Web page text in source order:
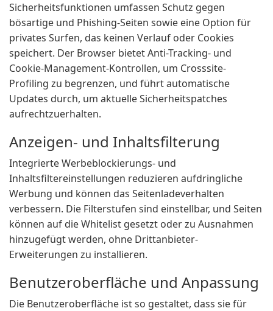
Sicherheitsfunktionen umfassen Schutz gegen
bösartige und Phishing-Seiten sowie eine Option für
privates Surfen, das keinen Verlauf oder Cookies
speichert. Der Browser bietet Anti-Tracking- und
Cookie-Management-Kontrollen, um Crosssite-
Profiling zu begrenzen, und führt automatische
Updates durch, um aktuelle Sicherheitspatches
aufrechtzuerhalten.
Anzeigen- und Inhaltsfilterung
Integrierte Werbeblockierungs- und
Inhaltsfiltereinstellungen reduzieren aufdringliche
Werbung und können das Seitenladeverhalten
verbessern. Die Filterstufen sind einstellbar, und Seiten
können auf die Whitelist gesetzt oder zu Ausnahmen
hinzugefügt werden, ohne Drittanbieter-
Erweiterungen zu installieren.
Benutzeroberfläche und Anpassung
Die Benutzeroberfläche ist so gestaltet, dass sie für